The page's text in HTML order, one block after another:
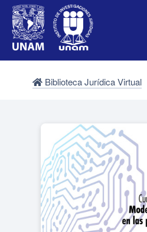
Biblioteca Jurídica Virtual